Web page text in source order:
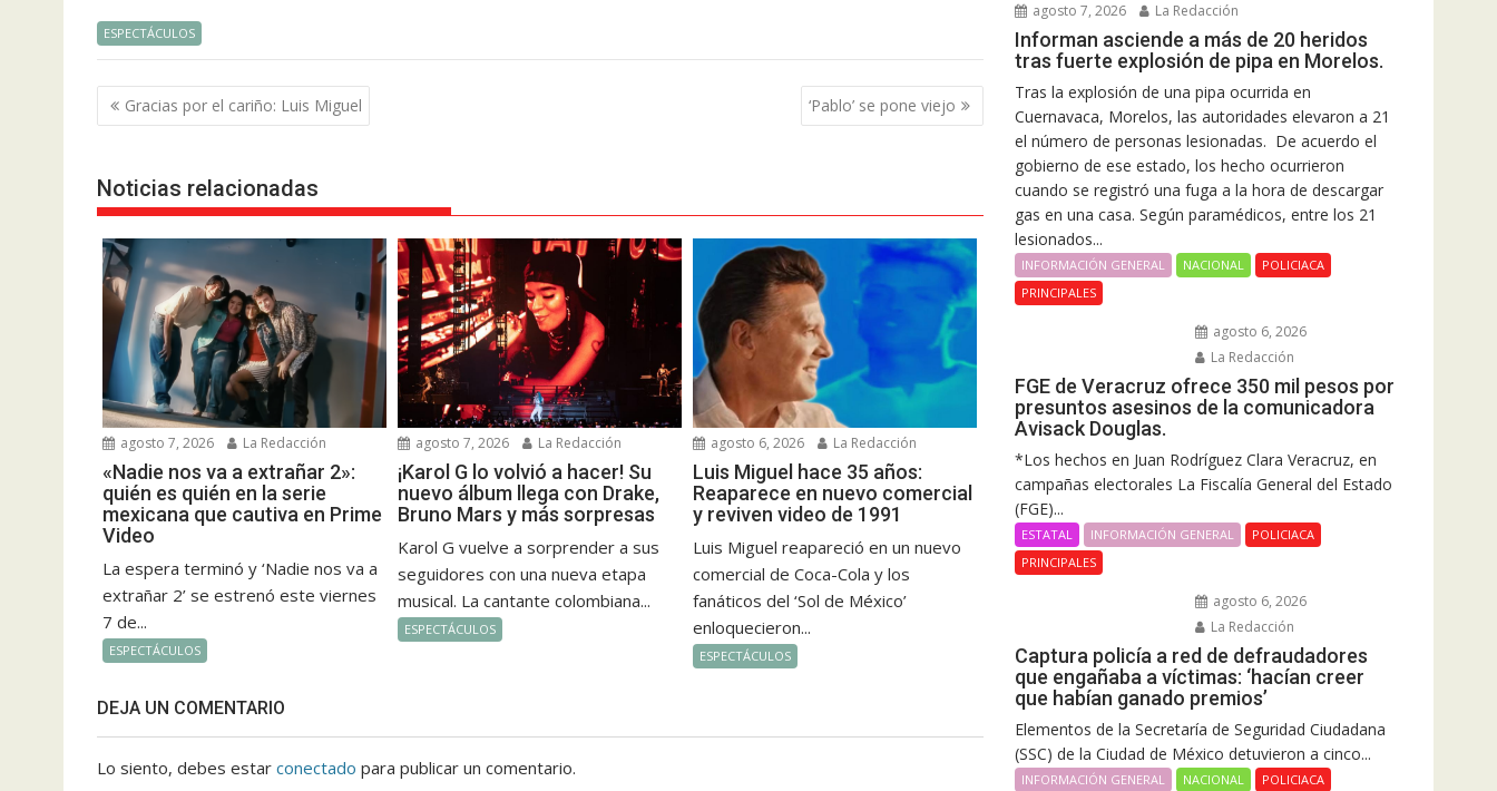
ESPECTÁCULOS
Navegación
de
Gracias por el cariño: Luis Miguel ‘Pablo’ se pone viejo
Noticias relacionadas
agosto 7, 2026 La Redacción
«Nadie nos va a extrañar 2»:
quién es quién en la serie
mexicana que cautiva en Prime
Video
La espera terminó y ‘Nadie nos va a
extrañar 2’ se estrenó este viernes
7 de...
ESPECTÁCULOS
agosto 7, 2026 La Redacción
¡Karol G lo volvió a hacer! Su
nuevo álbum llega con Drake,
Bruno Mars y más sorpresas
Karol G vuelve a sorprender a sus
seguidores con una nueva etapa
musical. La cantante colombiana...
ESPECTÁCULOS
agosto 6, 2026 La Redacción
Luis Miguel hace 35 años:
Reaparece en nuevo comercial
y reviven video de 1991
Luis Miguel reapareció en un nuevo
comercial de Coca-Cola y los
fanáticos del ‘Sol de México’
enloquecieron...
ESPECTÁCULOS
DEJA UN COMENTARIO
Lo siento, debes estar conectado para publicar un comentario.
agosto 7, 2026 La Redacción
Informan asciende a más de 20 heridos
tras fuerte explosión de pipa en Morelos.
Tras la explosión de una pipa ocurrida en
Cuernavaca, Morelos, las autoridades elevaron a 21
el número de personas lesionadas. De acuerdo el
gobierno de ese estado, los hecho ocurrieron
cuando se registró una fuga a la hora de descargar
gas en una casa. Según paramédicos, entre los 21
lesionados...
INFORMACIÓN GENERAL NACIONAL
POLICIACA
PRINCIPALES
agosto 6, 2026
La Redacción
FGE de Veracruz ofrece 350 mil pesos por
presuntos asesinos de la comunicadora
Avisack Douglas.
*Los hechos en Juan Rodríguez Clara Veracruz, en
campañas electorales La Fiscalía General del Estado
(FGE)...
ESTATAL INFORMACIÓN GENERAL
POLICIACA
PRINCIPALES
agosto 6, 2026
La Redacción
Captura policía a red de defraudadores
que engañaba a víctimas: ‘hacían creer
que habían ganado premios’
Elementos de la Secretaría de Seguridad Ciudadana
(SSC) de la Ciudad de México detuvieron a cinco...
INFORMACIÓN GENERAL NACIONAL
POLICIACA